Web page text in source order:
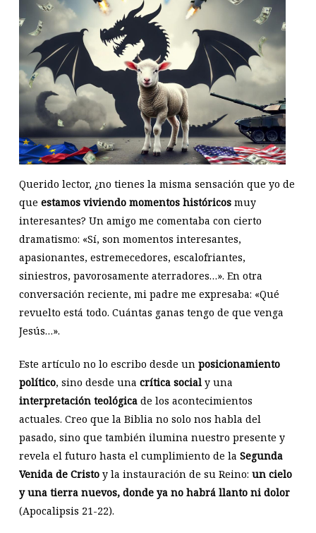
Querido lector, ¿no tienes la misma sensación que yo de
que estamos viviendo momentos históricosmuy
interesantes? Un amigo me comentaba con cierto
dramatismo: «Sí, son momentos interesantes,
apasionantes, estremecedores, escalofriantes,
siniestros, pavorosamente aterradores…». En otra
conversación reciente, mi padre me expresaba: «Qué
revuelto está todo. Cuántas ganas tengo de que venga
Jesús…».
Este artículo no lo escribo desde un posicionamiento
político, sino desde una crítica socialy una
interpretación teológicade los acontecimientos
actuales. Creo que la Biblia no solo nos habla del
pasado, sino que también ilumina nuestro presente y
revela el futuro hasta el cumplimiento de la Segunda
Venida de Cristoy la instauración de su Reino: un cielo
y una tierra nuevos, donde ya no habrá llanto ni dolor
(Apocalipsis 21-22).